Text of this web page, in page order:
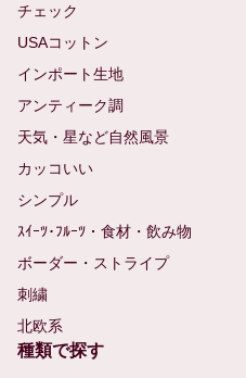
チェック
USAコットン
インポート生地
アンティーク調
天気・星など自然風景
カッコいい
シンプル
ｽｲｰﾂ･ﾌﾙｰﾂ・食材・飲み物
ボーダー・ストライプ
刺繍
北欧系
種類で探す